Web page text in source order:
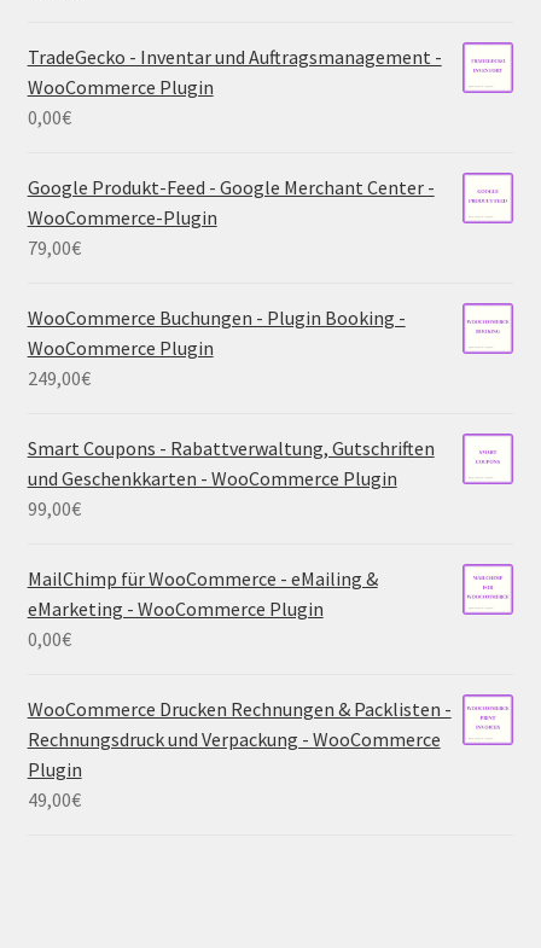
TradeGecko - Inventar und Auftragsmanagement -
WooCommerce Plugin
0,00€
Google Produkt-Feed - Google Merchant Center -
WooCommerce-Plugin
79,00€
WooCommerce Buchungen - Plugin Booking -
WooCommerce Plugin
249,00€
Smart Coupons - Rabattverwaltung, Gutschriften
und Geschenkkarten - WooCommerce Plugin
99,00€
MailChimp für WooCommerce - eMailing &
eMarketing - WooCommerce Plugin
0,00€
WooCommerce Drucken Rechnungen & Packlisten -
Rechnungsdruck und Verpackung - WooCommerce
Plugin
49,00€